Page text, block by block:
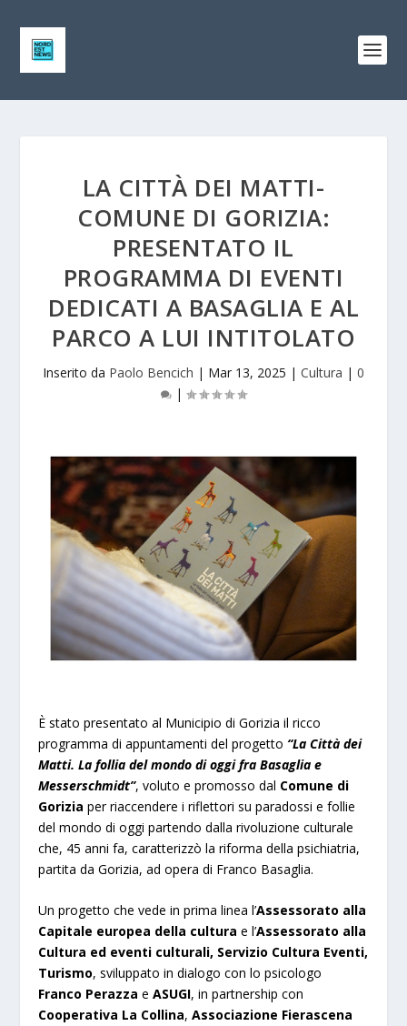
LA CITTÀ DEI MATTI-
COMUNE DI GORIZIA:
PRESENTATO IL
PROGRAMMA DI EVENTI
DEDICATI A BASAGLIA E AL
PARCO A LUI INTITOLATO
Inserito da Paolo Bencich | Mar 13, 2025 | Cultura | 0
|
È stato presentato al Municipio di Gorizia il ricco
programma di appuntamenti del progetto “La Città dei
Matti. La follia del mondo di oggi fra Basaglia e
Messerschmidt”, voluto e promosso dal Comune di
Gorizia per riaccendere i riflettori su paradossi e follie
del mondo di oggi partendo dalla rivoluzione culturale
che, 45 anni fa, caratterizzò la riforma della psichiatria,
partita da Gorizia, ad opera di Franco Basaglia.
Un progetto che vede in prima linea l’Assessorato alla
Capitale europea della cultura e l’Assessorato alla
Cultura ed eventi culturali, Servizio Cultura Eventi,
Turismo, sviluppato in dialogo con lo psicologo
Franco Perazza eASUGI, in partnership con
Cooperativa La Collina,Associazione Fierascena